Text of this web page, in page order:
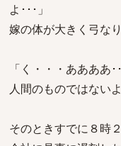
よ･･･」
嫁の体が大きく弓な
「く・・・ああああ･･
人間のものではない
そのときすでに８時２